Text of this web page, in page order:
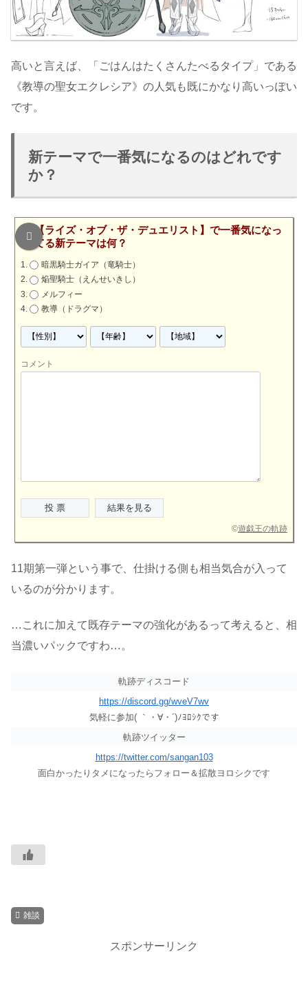
高いと言えば、「ごはんはたくさんたべるタイプ」である
《教導の聖女エクレシア》の人気も既にかなり高いっぽい
です。
新テーマで一番気になるのはどれです
か？
【ライズ・オブ・ザ・デュエリスト】で一番気になっ
てる新テーマは何？
暗黒騎士ガイア（竜騎士）
焔聖騎士（えんせいきし）
メルフィー
教導（ドラグマ）
コメント
©遊戯王の軌跡
11期第一弾という事で、仕掛ける側も相当気合が入って
いるのが分かります。
…これに加えて既存テーマの強化があるって考えると、相
当濃いパックですわ…。
軌跡ディスコード
https://discord.gg/wveV7wv
気軽に参加( ｀・∀・´)ﾉﾖﾛｼｸです
軌跡ツイッター
https://twitter.com/sangan103
面白かったりタメになったらフォロー＆拡散ヨロシクです
雑談
スポンサーリンク